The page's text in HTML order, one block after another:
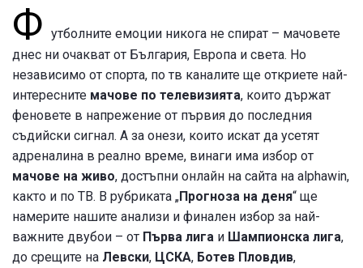
Ф утболните емоции никога не спират – мачовете
днес ни очакват от България, Европа и света. Но
независимо от спорта, по тв каналите ще откриете най-
интересните мачове по телевизията, които държат
феновете в напрежение от първия до последния
съдийски сигнал. А за онези, които искат да усетят
адреналина в реално време, винаги има избор от
мачове на живо, достъпни онлайн на сайта на alphawin,
както и по ТВ. В рубриката „Прогноза на деня“ ще
намерите нашите анализи и финален избор за най-
важните двубои – от Първа лига и Шампионска лига,
до срещите на Левски, ЦСКА, Ботев Пловдив,